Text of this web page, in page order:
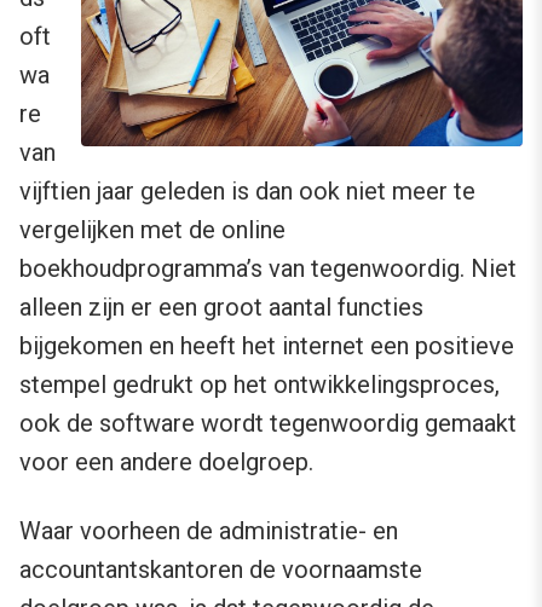
oft
wa
re
van
vijftien jaar geleden is dan ook niet meer te
vergelijken met de online
boekhoudprogramma’s van tegenwoordig. Niet
alleen zijn er een groot aantal functies
bijgekomen en heeft het internet een positieve
stempel gedrukt op het ontwikkelingsproces,
ook de software wordt tegenwoordig gemaakt
voor een andere doelgroep.
Waar voorheen de administratie- en
accountantskantoren de voornaamste